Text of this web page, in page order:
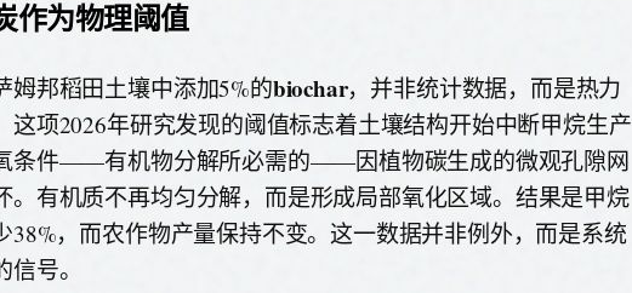
作为物理阈值
姆邦稻田土壤中添加5%的biochar，并非统计数据，而是热力
这项2026年研究发现的阈值标志着土壤结构开始中断甲烷生产
条件——有机物分解所必需的——因植物碳生成的微观孔隙网
。有机质不再均匀分解，而是形成局部氧化区域。结果是甲烷
38%，而农作物产量保持不变。这一数据并非例外，而是系统
号。